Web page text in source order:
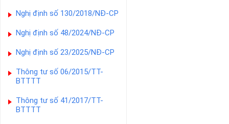
Nghị định số 130/2018/NĐ-CP
Nghị định số 48/2024/NĐ-CP
Nghị định số 23/2025/NĐ-CP
Thông tư số 06/2015/TT-
BTTTT
Thông tư số 41/2017/TT-
BTTTT